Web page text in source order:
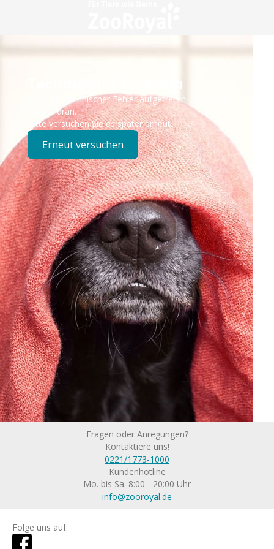
Technisches Problem
Es ist ein technischer Fehler aufgetreten – wir sind
bereits dran.
Bitte versuchen Sie es später erneut.
Erneut versuchen
Fragen oder Anregungen?
Kontaktiere uns!
0221/1773-1000
Kundenhotline
Mo. bis Sa. 8:00 - 20:00 Uhr
info@zooroyal.de
Folge uns auf: